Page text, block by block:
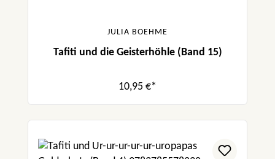
JULIA BOEHME
Tafiti und die Geisterhöhle (Band 15)
10,95 €*